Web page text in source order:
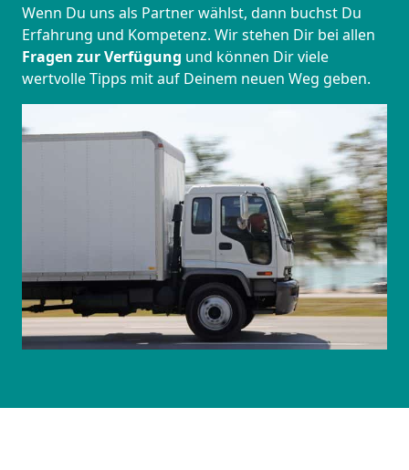
Wenn Du uns als Partner wählst, dann buchst Du
Erfahrung und Kompetenz. Wir stehen Dir bei allen
Fragen zur Verfügung und können Dir viele
wertvolle Tipps mit auf Deinem neuen Weg geben.